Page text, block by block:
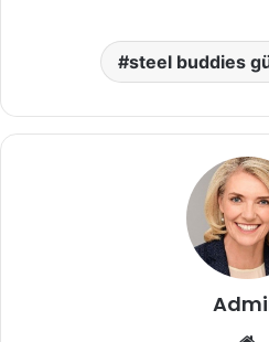
steel buddies